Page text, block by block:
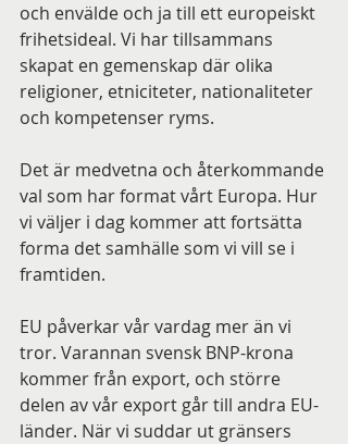
och envälde och ja till ett europeiskt
frihetsideal. Vi har tillsammans
skapat en gemenskap där olika
religioner, etniciteter, nationaliteter
och kompetenser ryms.
Det är medvetna och återkommande
val som har format vårt Europa. Hur
vi väljer i dag kommer att fortsätta
forma det samhälle som vi vill se i
framtiden.
EU påverkar vår vardag mer än vi
tror. Varannan svensk BNP-krona
kommer från export, och större
delen av vår export går till andra EU-
länder. När vi suddar ut gränsers